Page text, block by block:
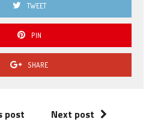
TWEET
PIN
SHARE
post Next post